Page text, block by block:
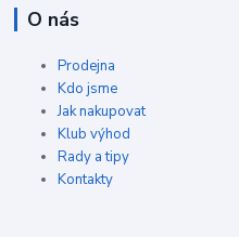
O nás
Prodejna
Kdo jsme
Jak nakupovat
Klub výhod
Rady a tipy
Kontakty